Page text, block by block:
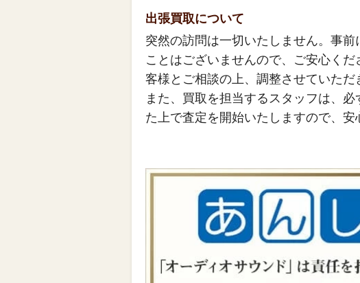
出張買取について
突然の訪問は一切いたしません。事
ことはございませんので、ご安心く
客様とご相談の上、調整させていただ
また、買取を担当するスタッフは、
た上で査定を開始いたしますので、安